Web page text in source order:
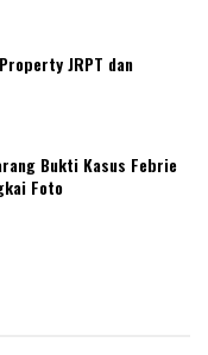
JRPT dan
Bukti Kasus Febrie
Foto